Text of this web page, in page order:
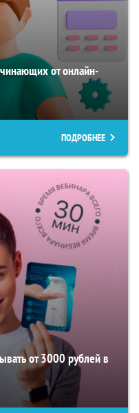
от онлайн-
ПОДРОБНЕЕ
от 3000 рублей в